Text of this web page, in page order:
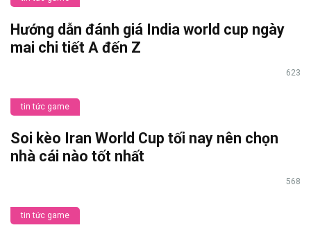
Hướng dẫn đánh giá India world cup ngày
mai chi tiết A đến Z
623
tin tức game
Soi kèo Iran World Cup tối nay nên chọn
nhà cái nào tốt nhất
568
tin tức game